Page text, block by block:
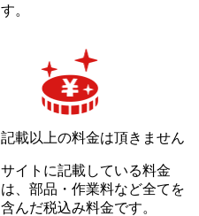
す。
記載以上の料金は頂きません
サイトに記載している料金
は、部品・作業料など全てを
含んだ税込み料金です。